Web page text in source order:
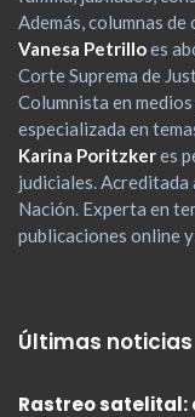
Además, columnas
Vanesa Petrilloes
Corte Suprema de
Columnista en
especializada en
Karina Poritzkeres
judiciales. Acreditada
Nación. Experta en
publicaciones online
Últimas noticias
Rastreo satelital: